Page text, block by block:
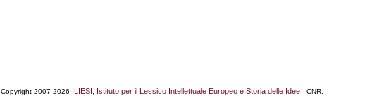
Copyright 2007-2026 ILIESI, Istituto per il Lessico Intellettuale Europeo e Storia delle Idee - CNR.